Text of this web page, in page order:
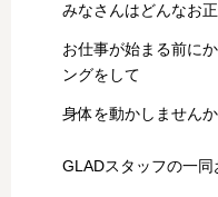
みなさんはどんなお
お仕事が始まる前に
ングをして
身体を動かしません
GLADスタッフの一